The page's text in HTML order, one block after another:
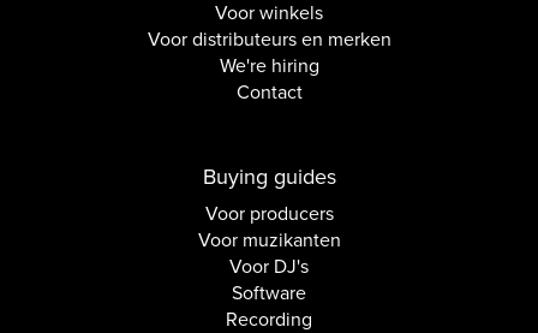
Voor winkels
Voor distributeurs en merken
We're hiring
Contact
Buying guides
Voor producers
Voor muzikanten
Voor DJ's
Software
Recording